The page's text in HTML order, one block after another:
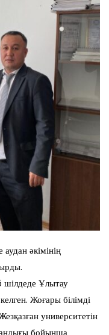
әкімінің
Ұлытау
Жоғары білімді
университетін
бойынша